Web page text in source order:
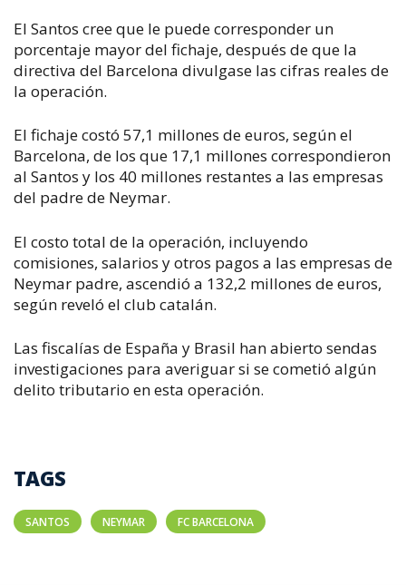
El Santos cree que le puede corresponder un
porcentaje mayor del fichaje, después de que la
directiva del Barcelona divulgase las cifras reales de
la operación.
El fichaje costó 57,1 millones de euros, según el
Barcelona, de los que 17,1 millones correspondieron
al Santos y los 40 millones restantes a las empresas
del padre de Neymar.
El costo total de la operación, incluyendo
comisiones, salarios y otros pagos a las empresas de
Neymar padre, ascendió a 132,2 millones de euros,
según reveló el club catalán.
Las fiscalías de España y Brasil han abierto sendas
investigaciones para averiguar si se cometió algún
delito tributario en esta operación.
TAGS
SANTOS NEYMAR FC BARCELONA